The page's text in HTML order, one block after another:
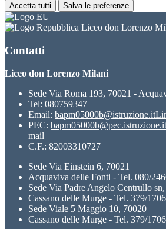
Accetta tutti Salva le preferenze
Liceo don Lorenzo
Contatti
Liceo don Lorenzo Milani
Sede Via Roma 193, 70021 -
Tel: 080759347
Email: bapm05000b@istruzione.it
PEC: bapm05000b@pec.istruzione.it
mail
C.F.: 82003310727
Sede Via Einstein 6, 70021
Acquaviva delle Fonti - Tel. 080/
Sede Via Padre Angelo Centrullo
Cassano delle Murge - Tel. 379/
Sede Viale 5 Maggio 10, 70020
Cassano delle Murge - Tel. 379/